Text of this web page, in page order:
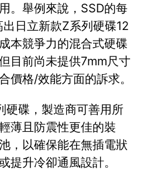
。舉例來說，SSD的每
日立新款Z系列硬碟12
本競爭力的混合式硬碟
目前尚未提供7mm尺寸
價格/效能方面的訴求。
硬碟，製造商可善用所
薄且防震性更佳的裝
，以確保能在無插電狀
提升冷卻通風設計。